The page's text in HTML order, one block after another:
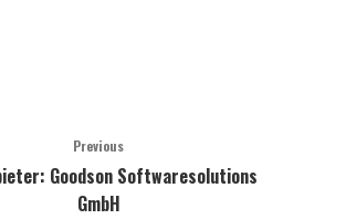
Previous
Goodson Softwaresolutions
GmbH